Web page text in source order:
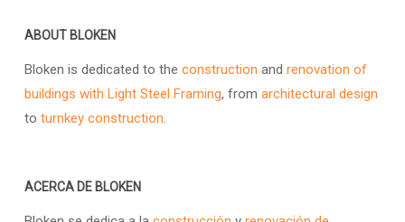
ABOUT BLOKEN
Bloken is dedicated to the construction and renovation of
buildings with Light Steel Framing, from architectural design
to turnkey construction.
ACERCA DE BLOKEN